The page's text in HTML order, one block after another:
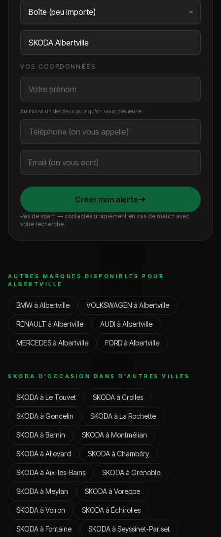
VOS COORDONNÉES
Au moins un des deux pour qu'on vous prévienne :
Créer mon alerte
Pas de spam — contactés uniquement en cas de match avec
votre recherche.
AUTRES MARQUES DISPONIBLES POUR
ALBERTVILLE
BMWà Albertville VOLKSWAGEN à Albertville
RENAULT à Albertville AUDI à Albertville
MERCEDESà Albertville FORDà Albertville
SKODA D'OCCASION DANS D'AUTRES VILLES
SKODAà Le Touvet SKODAà Crolles
SKODAà Goncelin SKODAà La Rochette
SKODAà Bernin SKODAà Montmélian
SKODAà Allevard SKODAà Chambéry
SKODAà Aix-les-Bains SKODAà Grenoble
SKODAà Meylan SKODAà Voreppe
SKODAà Voiron SKODAà Échirolles
SKODAà Fontaine SKODAà Seyssinet-Pariset